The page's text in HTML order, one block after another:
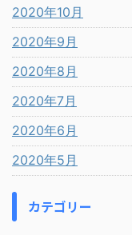
2020年10月
2020年9月
2020年8月
2020年7月
2020年6月
2020年5月
カテゴリー